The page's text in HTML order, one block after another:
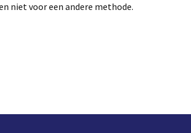
niet voor een andere methode.